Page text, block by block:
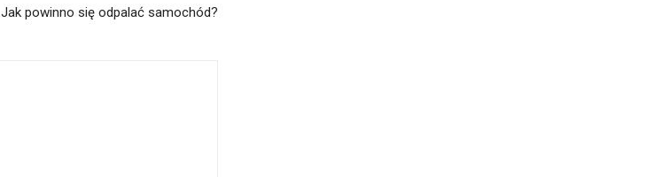
Jak powinno się odpalać samochód?